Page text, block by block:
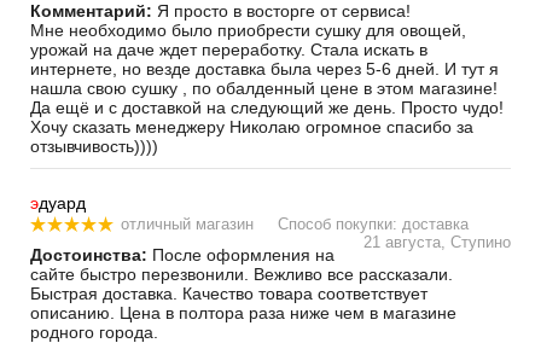
Комментарий: Я просто в восторге от сервиса!
Мне необходимо было приобрести сушку для овощей,
урожай на даче ждет переработку. Стала искать в
интернете, но везде доставка была через 5-6 дней. И тут я
нашла свою сушку , по обалденный цене в этом магазине!
Да ещё и с доставкой на следующий же день. Просто чудо!
Хочу сказать менеджеру Николаю огромное спасибо за
отзывчивость))))
эдуард
отличный магазин
Способ покупки: доставка
21 августа, Ступино
Достоинства: После оформления на
сайте быстро перезвонили. Вежливо все рассказали.
Быстрая доставка. Качество товара соответствует
описанию. Цена в полтора раза ниже чем в магазине
родного города.